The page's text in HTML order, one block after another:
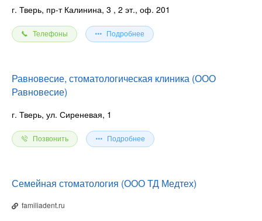
г. Тверь, пр-т Калинина, 3 , 2 эт., оф. 201
Телефоны Подробнее
Равновесие, стоматологическая клиника (ООО
Равновесие)
г. Тверь, ул. Сиреневая, 1
Позвонить Подробнее
Семейная стоматология (ООО ТД Медтех)
familiadent.ru